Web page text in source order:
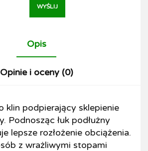
WYŚLIJ
Opis
Opinie i oceny (0)
klin podpierający sklepienie
Podnosząc łuk podłużny
lepsze rozłożenie obciążenia.
z wrażliwymi stopami